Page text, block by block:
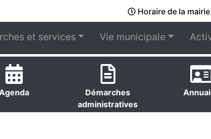
Horaire de la mairie
et services Vie municipale
Démarches
administratives